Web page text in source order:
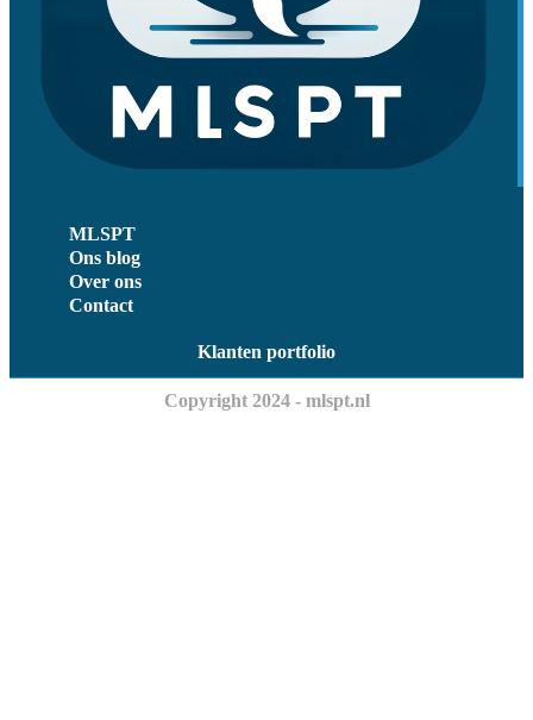
MLSPT
Ons blog
Over ons
Contact
Klanten portfolio
Copyright 2024 - mlspt.nl